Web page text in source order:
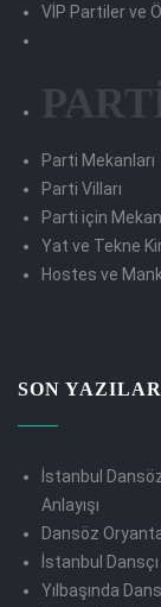
VİP Partiler ve
Parti Mekanları
Parti Vilları
Parti için
Yat ve Tekne
Hostes ve
SON YAZILAR
İstanbul
Anlayışı
Dansöz
İstanbul
Yılbaşında